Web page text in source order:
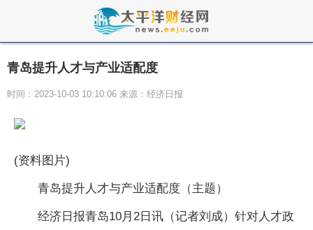
青岛提升人才与产业适配度
时间：2023-10-03 10:10:06 来源：经济日报
(资料图片)
青岛提升人才与产业适配度（主题）
经济日报青岛10月2日讯（记者刘成）针对人才政